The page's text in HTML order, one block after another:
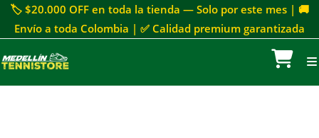
🏷 $20.000 OFF en toda la tienda — Solo por este mes | 🚚
Envío a toda Colombia | ✅ Calidad premium garantizada